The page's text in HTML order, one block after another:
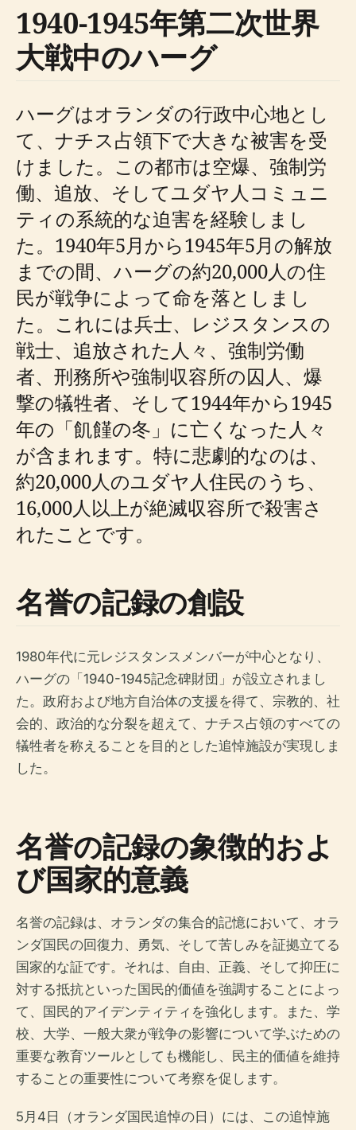
1940-1945年第二次世界
大戦中のハーグ
ハーグはオランダの行政中心地とし
て、ナチス占領下で大きな被害を受
けました。この都市は空爆、強制労
働、追放、そしてユダヤ人コミュニ
ティの系統的な迫害を経験しまし
た。1940年5月から1945年5月の解放
までの間、ハーグの約20,000人の住
民が戦争によって命を落としまし
た。これには兵士、レジスタンスの
戦士、追放された人々、強制労働
者、刑務所や強制収容所の囚人、爆
撃の犠牲者、そして1944年から1945
年の「飢饉の冬」に亡くなった人々
が含まれます。特に悲劇的なのは、
約20,000人のユダヤ人住民のうち、
16,000人以上が絶滅収容所で殺害さ
れたことです。
名誉の記録の創設
1980年代に元レジスタンスメンバーが中心となり、
ハーグの「1940-1945記念碑財団」が設立されまし
た。政府および地方自治体の支援を得て、宗教的、社
会的、政治的な分裂を超えて、ナチス占領のすべての
犠牲者を称えることを目的とした追悼施設が実現しま
した。
名誉の記録の象徴的およ
び国家的意義
名誉の記録は、オランダの集合的記憶において、オラ
ンダ国民の回復力、勇気、そして苦しみを証拠立てる
国家的な証です。それは、自由、正義、そして抑圧に
対する抵抗といった国民的価値を強調することによっ
て、国民的アイデンティティを強化します。また、学
校、大学、一般大衆が戦争の影響について学ぶための
重要な教育ツールとしても機能し、民主的価値を維持
することの重要性について考察を促します。
5月4日（オランダ国民追悼の日）には、この追悼施